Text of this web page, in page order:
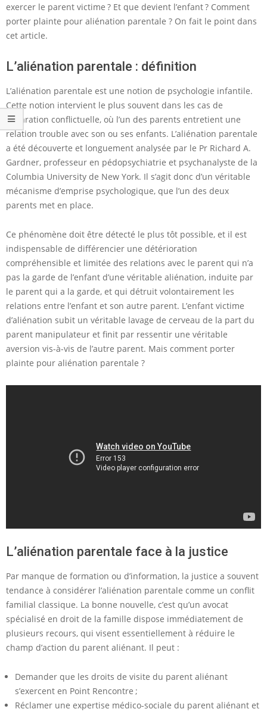
exercer le parent victime ? Et que devient l’enfant ? Comment
porter plainte pour aliénation parentale ? On fait le point dans
cet article.
L’aliénation parentale : définition
L’aliénation parentale est une notion de psychologie infantile.
Cette notion intervient le plus souvent dans les cas de
séparation conflictuelle, où l’un des parents entretient une
relation trouble avec son ou ses enfants. L’aliénation parentale
a été découverte et longuement analysée par le Pr Richard A.
Gardner, professeur en pédopsychiatrie et psychanalyste de la
Columbia University de New York. Il s’agit donc d’un véritable
mécanisme d’emprise psychologique, que l’un des deux
parents met en place.
Ce phénomène doit être détecté le plus tôt possible, et il est
indispensable de différencier une détérioration
compréhensible et limitée des relations avec le parent qui n’a
pas la garde de l’enfant d’une véritable aliénation, induite par
le parent qui a la garde, et qui détruit volontairement les
relations entre l’enfant et son autre parent. L’enfant victime
d’aliénation subit un véritable lavage de cerveau de la part du
parent manipulateur et finit par ressentir une véritable
aversion vis-à-vis de l’autre parent. Mais comment porter
plainte pour aliénation parentale ?
L’aliénation parentale face à la justice
Par manque de formation ou d’information, la justice a souvent
tendance à considérer l’aliénation parentale comme un conflit
familial classique. La bonne nouvelle, c’est qu’un avocat
spécialisé en droit de la famille dispose immédiatement de
plusieurs recours, qui visent essentiellement à réduire le
champ d’action du parent aliénant. Il peut :
Demander que les droits de visite du parent aliénant
s’exercent en Point Rencontre ;
Réclamer une expertise médico-sociale du parent aliénant et